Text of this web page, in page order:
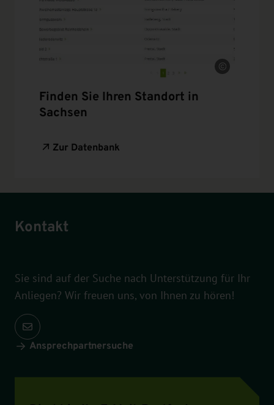
Finden Sie Ihren Standort in
Sachsen
Zur Datenbank
Quelle
Kontakt
Sie sind auf der Suche nach Unterstützung für Ihr
Anliegen? Wir freuen uns, von Ihnen zu hören!
Ansprechpartnersuche